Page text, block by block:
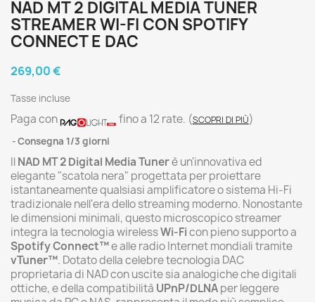
NAD MT 2 DIGITAL MEDIA TUNER
STREAMER WI-FI CON SPOTIFY
CONNECT E DAC
269,00 €
Tasse incluse
Paga con fino a 12 rate. (SCOPRI DI PIÙ)
Consegna 1/3 giorni
IlNAD MT 2 Digital Media Tunerè un'innovativa ed
elegante "scatola nera" progettata per proiettare
istantaneamente qualsiasi amplificatore o sistema Hi-Fi
tradizionale nell'era dello streaming moderno. Nonostante
le dimensioni minimali, questo microscopico streamer
integra la tecnologia wirelessWi-Ficon pieno supporto a
Spotify Connect™e alle radio Internet mondiali tramite
vTuner™. Dotato della celebre tecnologia DAC
proprietaria di NAD con uscite sia analogiche che digitali
ottiche, e della compatibilità UPnP/DLNAper leggere